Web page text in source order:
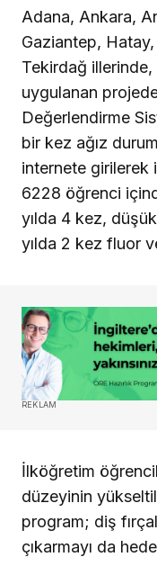
Adana, Ankara,
Gaziantep,
Tekirdağ
uygulanan
Değerlendirme
bir kez ağız
internete girilerek
6228 öğrenci
yılda 4 kez,
yılda 2 kez fluor
REKLAM
İlköğretim
düzeyinin
program; diş
çıkarmayı da